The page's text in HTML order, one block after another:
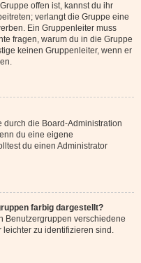
offen ist, kannst du ihr
verlangt die Gruppe eine
Ein Gruppenleiter muss
fragen, warum du in die Gruppe
keinen Gruppenleiter, wenn er
durch die Board-Administration
du eine eigene
du einen Administrator
farbig dargestellt?
Benutzergruppen verschiedene
leichter zu identifizieren sind.